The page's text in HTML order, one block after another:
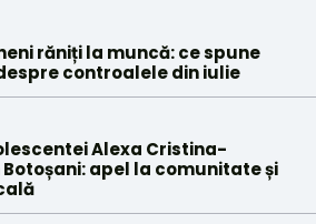
răniți la muncă: ce spune
controalele din iulie
Alexa Cristina-
apel la comunitate și